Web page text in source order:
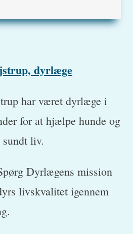
dyrlæge
har været dyrlæge i
for at hjælpe hunde og
liv.
Dyrlægens mission
livskvalitet igennem